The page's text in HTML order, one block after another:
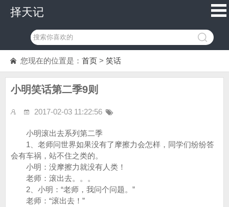
择天记
您现在的位置是： 首页 > 笑话
小明笑话第二季9则
2017-02-03 11:22:56
小明滚出去系列第二季
1、老师问世界如果没有了摩擦力会怎样，同学们纷纷答
会有车祸，站不住之类的。
小明：没摩擦力就没有人类！
老师：滚出去。。。
2、小明：“老师，我问个问题。”
老师：“滚出去！”